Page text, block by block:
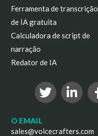
Ferramenta de transcrição
de IA gratuita
Calculadora de script de
narração
Redator de IA
O EMAIL
sales@voicecrafters.com